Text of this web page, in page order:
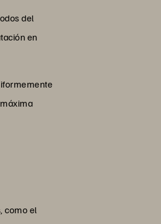
del
en
como el